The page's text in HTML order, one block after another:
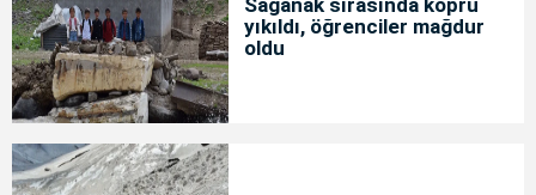
Sağanak sırasında köprü
yıkıldı, öğrenciler mağdur
oldu